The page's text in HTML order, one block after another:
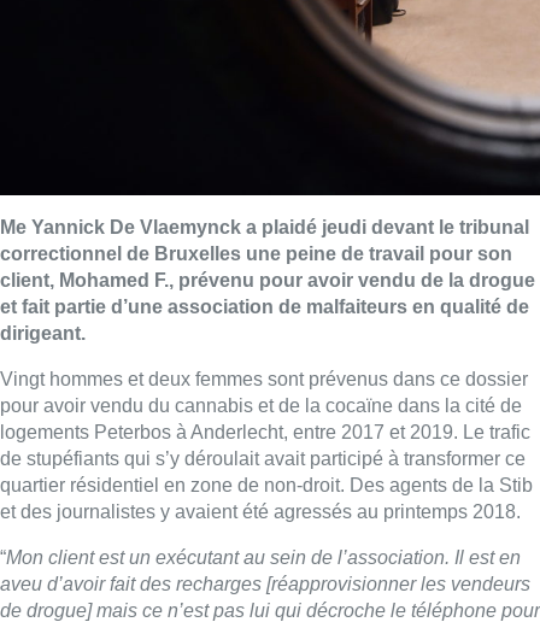
Me Yannick De Vlaemynck a plaidé jeudi devant le tribunal
correctionnel de Bruxelles une peine de travail pour son
client, Mohamed F., prévenu pour avoir vendu de la drogue
et fait partie d’une association de malfaiteurs en qualité de
dirigeant.
Vingt hommes et deux femmes sont prévenus dans ce dossier
pour avoir vendu du cannabis et de la cocaïne dans la cité de
logements Peterbos à Anderlecht, entre 2017 et 2019. Le trafic
de stupéfiants qui s’y déroulait avait participé à transformer ce
quartier résidentiel en zone de non-droit. Des agents de la Stib
et des journalistes y avaient été agressés au printemps 2018.
“Mon client est un exécutant au sein de l’association. Il est en
aveu d’avoir fait des recharges [réapprovisionner les vendeurs
de drogue] mais ce n’est pas lui qui décroche le téléphone pour